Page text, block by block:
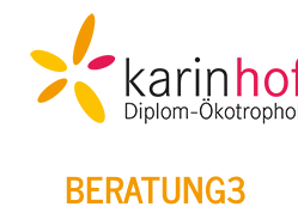
BERATUNG3